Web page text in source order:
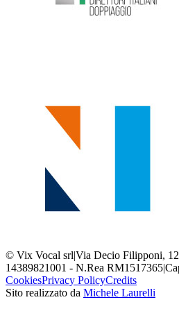
© Vix Vocal srl|Via Decio Filipponi,
14389821001 - N.Rea RM1517365|
CookiesPrivacy PolicyCredits
Sito realizzato da Michele Laurelli